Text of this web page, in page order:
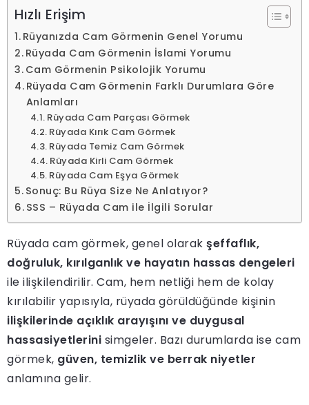
Hızlı Erişim
Rüyanızda Cam Görmenin Genel Yorumu
Rüyada Cam Görmenin İslami Yorumu
Cam Görmenin Psikolojik Yorumu
Rüyada Cam Görmenin Farklı Durumlara Göre
Anlamları
Rüyada Cam Parçası Görmek
Rüyada Kırık Cam Görmek
Rüyada Temiz Cam Görmek
Rüyada Kirli Cam Görmek
Rüyada Cam Eşya Görmek
Sonuç: Bu Rüya Size Ne Anlatıyor?
SSS – Rüyada Cam ile İlgili Sorular
Rüyada cam görmek, genel olarak şeffaflık,
doğruluk, kırılganlık ve hayatın hassas dengeleri
ile ilişkilendirilir. Cam, hem netliği hem de kolay
kırılabilir yapısıyla, rüyada görüldüğünde kişinin
ilişkilerinde açıklık arayışını ve duygusal
hassasiyetlerini simgeler. Bazı durumlarda ise cam
görmek, güven, temizlik ve berrak niyetler
anlamına gelir.